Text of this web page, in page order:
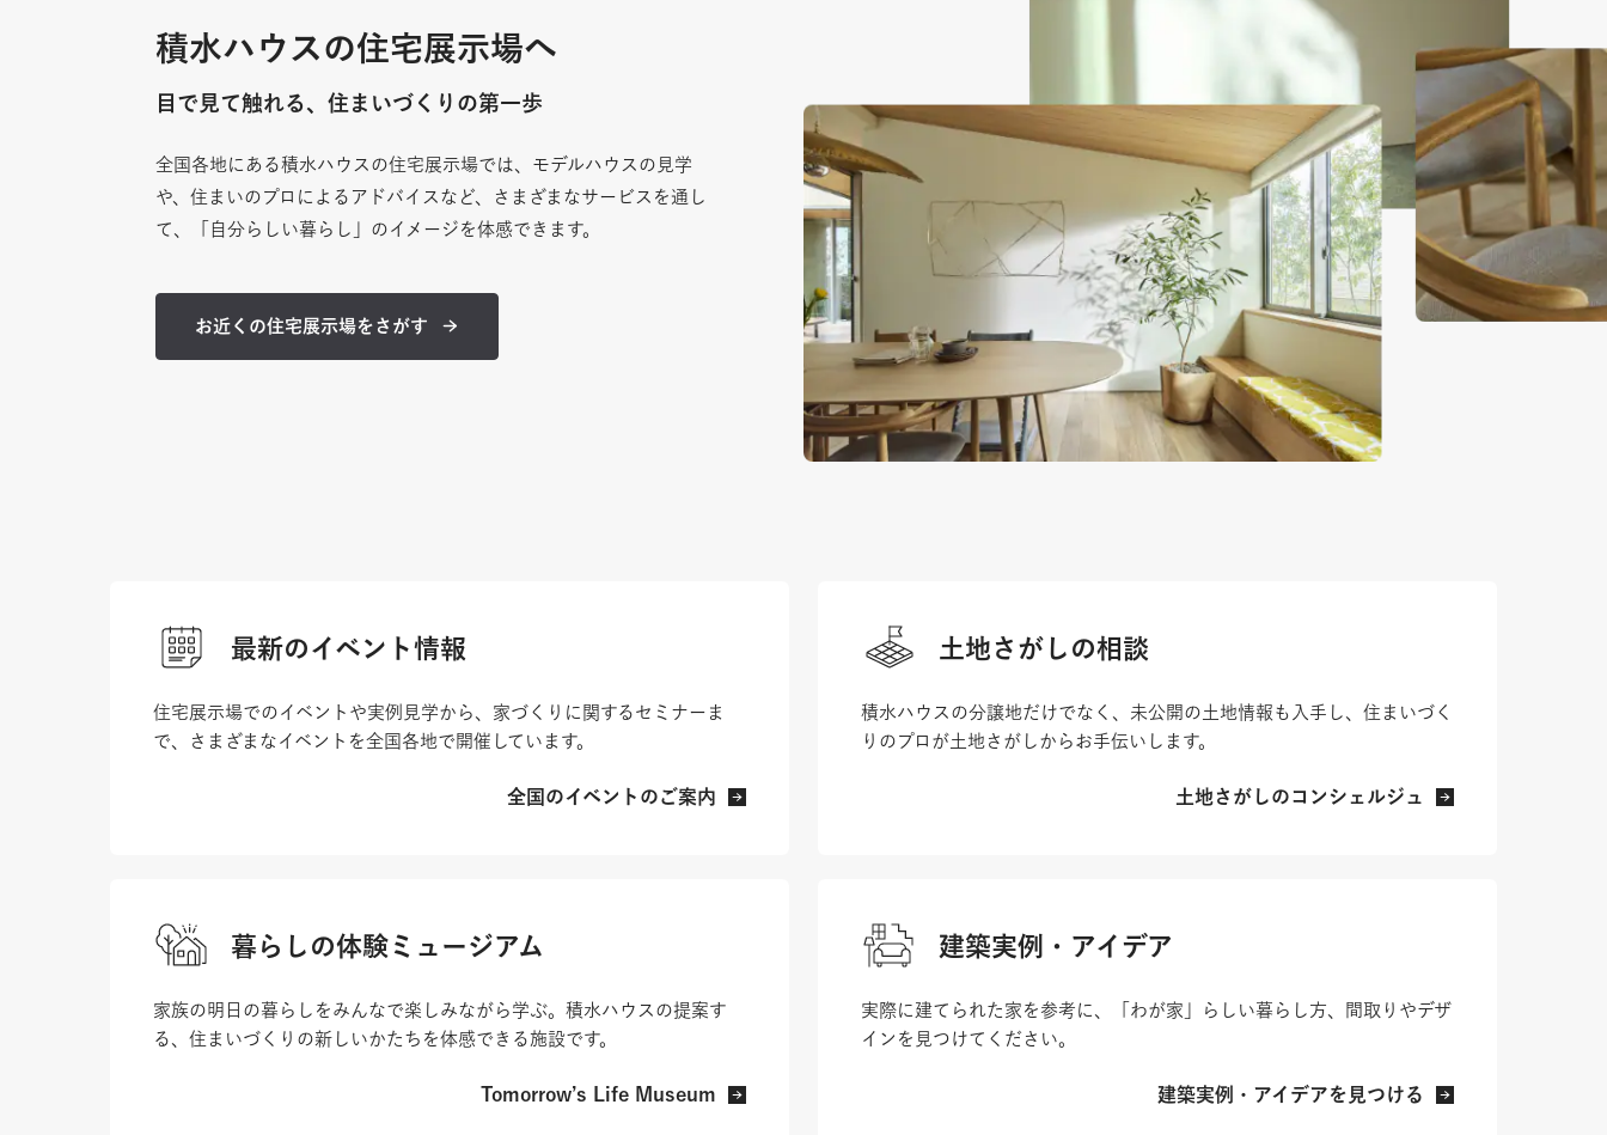
積水ハウスの住宅展示場へ
目で見て触れる、 住まいづくりの第一歩
全国各地にある積水ハウスの住宅展示場では、モデルハウスの見学
や、住まいのプロによるアドバイスなど、さまざまなサービスを通し
て、「自分らしい暮らし」のイメージを体感できます。
お近くの住宅展示場をさがす
最新のイベント情報
住宅展示場でのイベントや実例見学から、家づくりに関するセミナーま
で、さまざまなイベントを全国各地で開催しています。
全国のイベントのご案内
土地さがしの相談
積水ハウスの分譲地だけでなく、未公開の土地情報も入手し、住まいづく
りのプロが土地さがしからお手伝いします。
土地さがしのコンシェルジュ
暮らしの体験ミュージアム
家族の明日の暮らしをみんなで楽しみながら学ぶ。積水ハウスの提案す
る、住まいづくりの新しいかたちを体感できる施設です。
Tomorrow’s Life Museum
建築実例・アイデア
実際に建てられた家を参考に、「わが家」らしい暮らし方、間取りやデザ
インを見つけてください。
建築実例・アイデアを見つける